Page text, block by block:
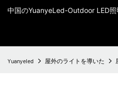
中国のYuanyeLed-Outdoor LED照
Yuanyeled 屋外のライトを導いた